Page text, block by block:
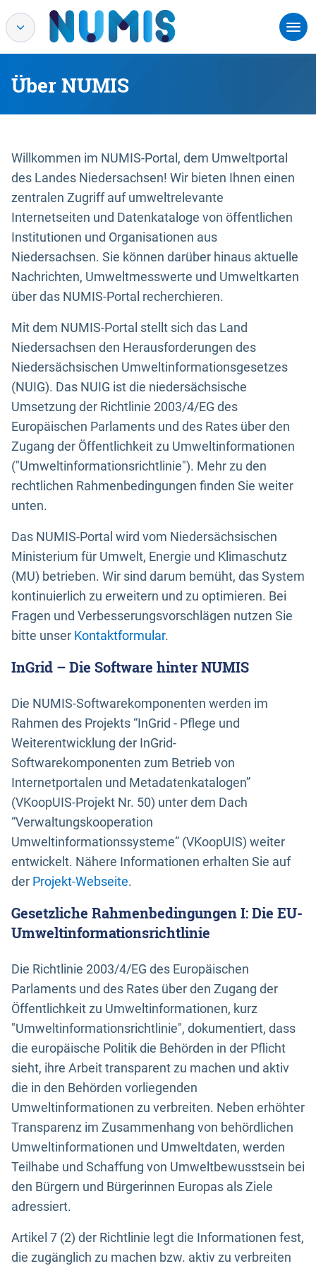
Über NUMIS
Willkommen im NUMIS-Portal, dem Umweltportal
des Landes Niedersachsen! Wir bieten Ihnen einen
zentralen Zugriff auf umweltrelevante
Internetseiten und Datenkataloge von öffentlichen
Institutionen und Organisationen aus
Niedersachsen. Sie können darüber hinaus aktuelle
Nachrichten, Umweltmesswerte und Umweltkarten
über das NUMIS-Portal recherchieren.
Mit dem NUMIS-Portal stellt sich das Land
Niedersachsen den Herausforderungen des
Niedersächsischen Umweltinformationsgesetzes
(NUIG). Das NUIG ist die niedersächsische
Umsetzung der Richtlinie 2003/4/EG des
Europäischen Parlaments und des Rates über den
Zugang der Öffentlichkeit zu Umweltinformationen
("Umweltinformationsrichtlinie"). Mehr zu den
rechtlichen Rahmenbedingungen finden Sie weiter
unten.
Das NUMIS-Portal wird vom Niedersächsischen
Ministerium für Umwelt, Energie und Klimaschutz
(MU) betrieben. Wir sind darum bemüht, das System
kontinuierlich zu erweitern und zu optimieren. Bei
Fragen und Verbesserungsvorschlägen nutzen Sie
bitte unser Kontaktformular.
InGrid – Die Software hinter NUMIS
Die NUMIS-Softwarekomponenten werden im
Rahmen des Projekts “InGrid - Pflege und
Weiterentwicklung der InGrid-
Softwarekomponenten zum Betrieb von
Internetportalen und Metadatenkatalogen”
(VKoopUIS-Projekt Nr. 50) unter dem Dach
“Verwaltungskooperation
Umweltinformationssysteme” (VKoopUIS) weiter
entwickelt. Nähere Informationen erhalten Sie auf
der Projekt-Webseite.
Gesetzliche Rahmenbedingungen I: Die EU-
Umweltinformationsrichtlinie
Die Richtlinie 2003/4/EG des Europäischen
Parlaments und des Rates über den Zugang der
Öffentlichkeit zu Umweltinformationen, kurz
"Umweltinformationsrichtlinie", dokumentiert, dass
die europäische Politik die Behörden in der Pflicht
sieht, ihre Arbeit transparent zu machen und aktiv
die in den Behörden vorliegenden
Umweltinformationen zu verbreiten. Neben erhöhter
Transparenz im Zusammenhang von behördlichen
Umweltinformationen und Umweltdaten, werden
Teilhabe und Schaffung von Umweltbewusstsein bei
den Bürgern und Bürgerinnen Europas als Ziele
adressiert.
Artikel 7 (2) der Richtlinie legt die Informationen fest,
die zugänglich zu machen bzw. aktiv zu verbreiten